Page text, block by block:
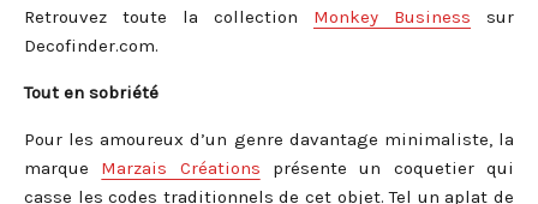
Retrouvez toute la collection Monkey Business sur
Decofinder.com.
Tout en sobriété
Pour les amoureux d’un genre davantage minimaliste, la
marque Marzais Créations présente un coquetier qui
casse les codes traditionnels de cet objet. Tel un aplat de